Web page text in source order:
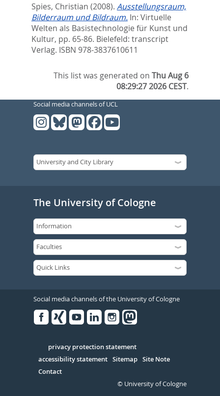
Spies, Christian (2008). Ausstellungsraum,
Bilderraum und Bildraum. In: Virtuelle
Welten als Basistechnologie für Kunst und
Kultur, pp. 65-86. Bielefeld: transcript
Verlag. ISBN 978-3837610611
This list was generated onThu Aug 6
08:29:27 2026 CEST.
Social media channels of UCL
The University of Cologne
Social media channels of the University of Cologne
Serivce
privacy protection statement
accessibility statement Sitemap Site Note
Contact
© University of Cologne